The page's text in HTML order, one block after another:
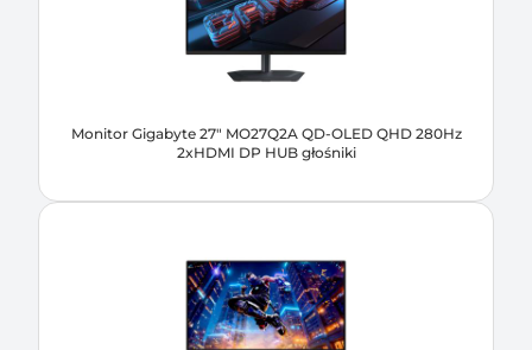
Monitor Gigabyte 27" MO27Q2A QD-OLED QHD 280Hz
2xHDMI DP HUB głośniki